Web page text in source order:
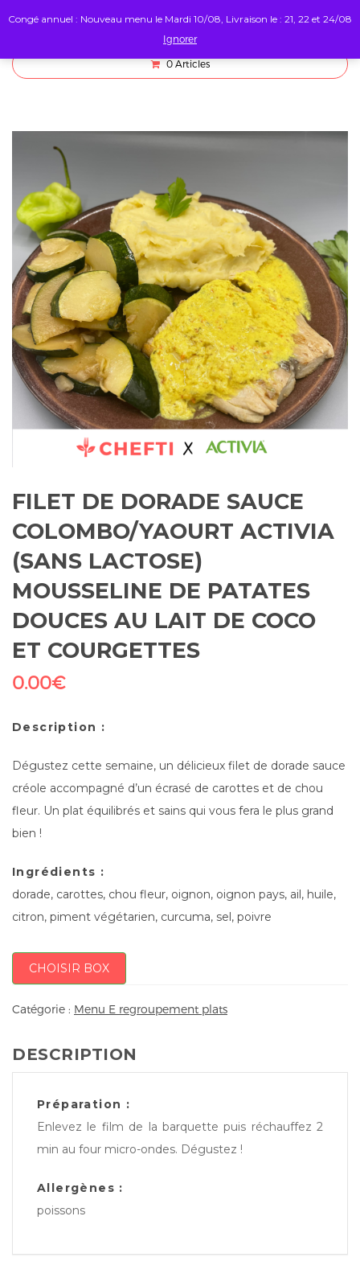
0 Articles
FILET DE DORADE SAUCE
COLOMBO/YAOURT ACTIVIA
(SANS LACTOSE)
MOUSSELINE DE PATATES
DOUCES AU LAIT DE COCO
ET COURGETTES
0.00€
Description :
Dégustez cette semaine, un délicieux filet de dorade sauce
créole accompagné d’un écrasé de carottes et de chou
fleur. Un plat équilibrés et sains qui vous fera le plus grand
bien !
Ingrédients :
dorade, carottes, chou fleur, oignon, oignon pays, ail, huile,
citron, piment végétarien, curcuma, sel, poivre
CHOISIR BOX
Catégorie : Menu E regroupement plats
DESCRIPTION
Préparation :
Enlevez le film de la barquette puis réchauffez 2
min au four micro-ondes. Dégustez !
Allergènes :
poissons
Congé annuel : Nouveau menu le Mardi 10/08, Livraison le : 21, 22 et 24/08
Ignorer